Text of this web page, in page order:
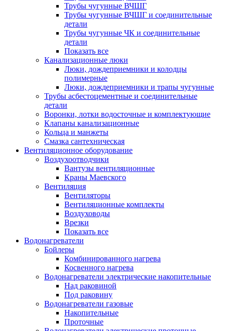
Трубы чугунные ВЧШГ
Трубы чугунные ВЧШГ и соединительные
детали
Трубы чугунные ЧК и соединительные
детали
Показать все
Канализационные люки
Люки, дождеприемники и колодцы
полимерные
Люки, дождеприемники и трапы чугунные
Трубы асбестоцементные и соединительные
детали
Воронки, лотки водосточные и комплектующие
Клапаны канализационные
Кольца и манжеты
Смазка сантехническая
Вентиляционное оборудование
Воздухоотводчики
Вантузы вентиляционные
Краны Маевского
Вентиляция
Вентиляторы
Вентиляционные комплекты
Воздуховоды
Врезки
Показать все
Водонагреватели
Бойлеры
Комбинированного нагрева
Косвенного нагрева
Водонагреватели электрические накопительные
Над раковиной
Под раковину
Водонагреватели газовые
Накопительные
Проточные